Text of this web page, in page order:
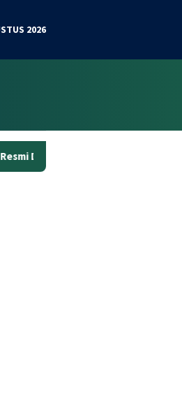
2026
Dunia Kerja Berubah, Kemnaker